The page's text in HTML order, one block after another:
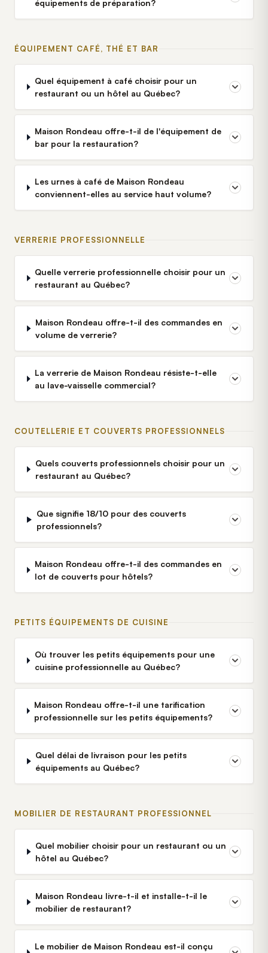
équipements de préparation?
ÉQUIPEMENT CAFÉ, THÉ ET BAR
Quel équipement à café choisir pour un
restaurant ou un hôtel au Québec?
Maison Rondeau offre-t-il de l'équipement de
bar pour la restauration?
Les urnes à café de Maison Rondeau
conviennent-elles au service haut volume?
VERRERIE PROFESSIONNELLE
Quelle verrerie professionnelle choisir pour un
restaurant au Québec?
Maison Rondeau offre-t-il des commandes en
volume de verrerie?
La verrerie de Maison Rondeau résiste-t-elle
au lave-vaisselle commercial?
COUTELLERIE ET COUVERTS PROFESSIONNELS
Quels couverts professionnels choisir pour un
restaurant au Québec?
Que signifie 18/10 pour des couverts
professionnels?
Maison Rondeau offre-t-il des commandes en
lot de couverts pour hôtels?
PETITS ÉQUIPEMENTS DE CUISINE
Où trouver les petits équipements pour une
cuisine professionnelle au Québec?
Maison Rondeau offre-t-il une tarification
professionnelle sur les petits équipements?
Quel délai de livraison pour les petits
équipements au Québec?
MOBILIER DE RESTAURANT PROFESSIONNEL
Quel mobilier choisir pour un restaurant ou un
hôtel au Québec?
Maison Rondeau livre-t-il et installe-t-il le
mobilier de restaurant?
Le mobilier de Maison Rondeau est-il conçu